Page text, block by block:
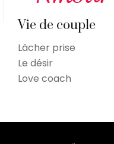
Vie de couple
Lâcher prise
Le désir
Love coach